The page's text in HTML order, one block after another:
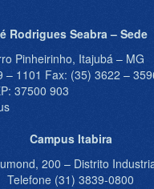
Rodrigues Seabra – Sede
Pinheirinho, Itajubá – MG
– 1101 Fax: (35) 3622 –
37500 903
Campus Itabira
200 – Distrito
Telefone (31) 3839-0800